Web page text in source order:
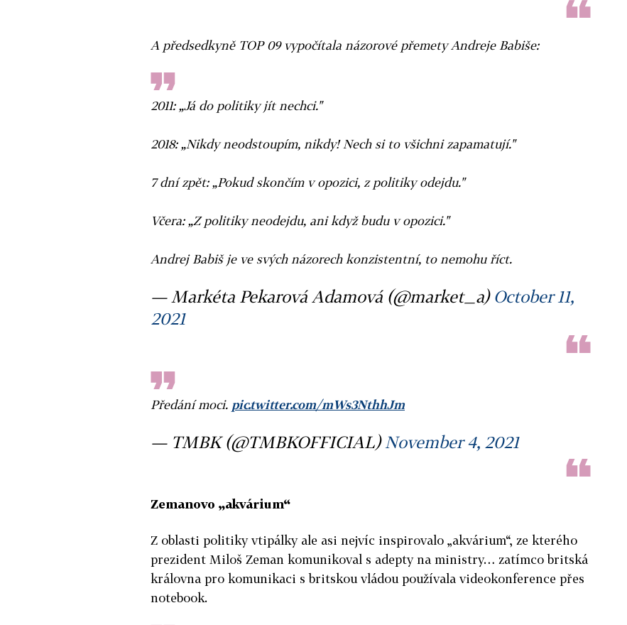
A předsedkyně TOP 09 vypočítala názorové přemety Andreje Babiše:
2011: „Já do politiky jít nechci."
2018: „Nikdy neodstoupím, nikdy! Nech si to všichni zapamatují."
7 dní zpět: „Pokud skončím v opozici, z politiky odejdu."
Včera: „Z politiky neodejdu, ani když budu v opozici."
Andrej Babiš je ve svých názorech konzistentní, to nemohu říct.
— Markéta Pekarová Adamová (@market_a) October 11,
2021
Předání moci. pic.twitter.com/mWs3NthhJm
— TMBK (@TMBKOFFICIAL) November 4, 2021
Zemanovo „akvárium“
Z oblasti politiky vtipálky ale asi nejvíc inspirovalo „akvárium“, ze kterého
prezident Miloš Zeman komunikoval s adepty na ministry… zatímco britská
královna pro komunikaci s britskou vládou používala videokonference přes
notebook.